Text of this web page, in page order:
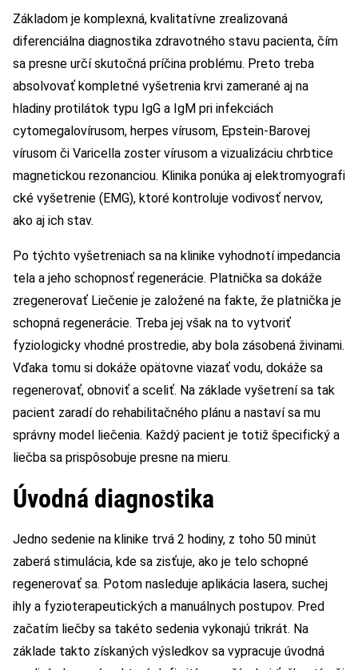
Základom je komplexná, kvalitatívne zrealizovaná
diferenciálna diagnostika zdravotného stavu pacienta, čím
sa presne určí skutočná príčina problému. Preto treba
absolvovať kompletné vyšetrenia krvi zamerané aj na
hladiny protilátok typu IgG a IgM pri infekciách
cytomegalovírusom, herpes vírusom, Epstein-Barovej
vírusom či Varicella zoster vírusom a vizualizáciu chrbtice
magnetickou rezonanciou. Klinika ponúka aj elektromyografi
cké vyšetrenie (EMG), ktoré kontroluje vodivosť nervov,
ako aj ich stav.
Po týchto vyšetreniach sa na klinike vyhodnotí impedancia
tela a jeho schopnosť regenerácie. Platnička sa dokáže
zregenerovať Liečenie je založené na fakte, že platnička je
schopná regenerácie. Treba jej však na to vytvoriť
fyziologicky vhodné prostredie, aby bola zásobená živinami.
Vďaka tomu si dokáže opätovne viazať vodu, dokáže sa
regenerovať, obnoviť a sceliť. Na základe vyšetrení sa tak
pacient zaradí do rehabilitačného plánu a nastaví sa mu
správny model liečenia. Každý pacient je totiž špecifický a
liečba sa prispôsobuje presne na mieru.
Úvodná diagnostika
Jedno sedenie na klinike trvá 2 hodiny, z toho 50 minút
zaberá stimulácia, kde sa zisťuje, ako je telo schopné
regenerovať sa. Potom nasleduje aplikácia lasera, suchej
ihly a fyzioterapeutických a manuálnych postupov. Pred
začatím liečby sa takéto sedenia vykonajú trikrát. Na
základe takto získaných výsledkov sa vypracuje úvodná